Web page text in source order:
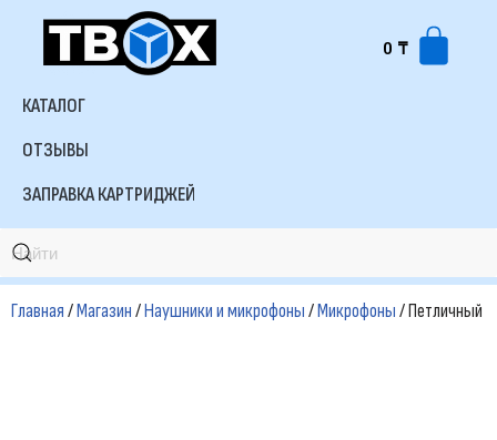
Перейти
содержимому
0 ₸
КАТАЛОГ
ОТЗЫВЫ
ЗАПРАВКА КАРТРИДЖЕЙ
Главная/Магазин/Наушники и микрофоны/Микрофоны/ Петличный